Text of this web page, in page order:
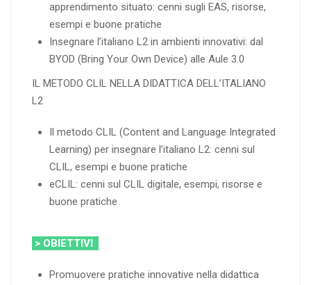
apprendimento situato: cenni sugli EAS, risorse,
esempi e buone pratiche
Insegnare l’italiano L2 in ambienti innovativi: dal
BYOD (Bring Your Own Device) alle Aule 3.0
IL METODO CLIL NELLA DIDATTICA DELL’ITALIANO
L2
Il metodo CLIL (Content and Language Integrated
Learning) per insegnare l’italiano L2: cenni sul
CLIL, esempi e buone pratiche
eCLIL: cenni sul CLIL digitale, esempi, risorse e
buone pratiche
> OBIETTIVI
Promuovere pratiche innovative nella didattica